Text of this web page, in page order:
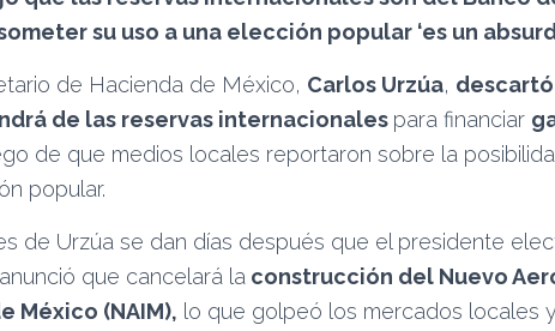
su uso a una elección popular ‘es un
de Hacienda de México, Carlos Urzúa,
de las reservas internacionales para financiar
de que medios locales reportaron sobre la
popular.
de Urzúa se dan días después que el presidente
que cancelará la construcción del Nuevo
México (NAIM), lo que golpeó los mercados locales